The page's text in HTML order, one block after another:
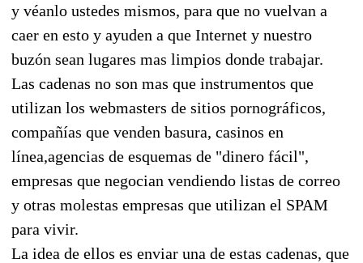
y véanlo ustedes mismos, para que no vuelvan a
caer en esto y ayuden a que Internet y nuestro
buzón sean lugares mas limpios donde trabajar.
Las cadenas no son mas que instrumentos que
utilizan los webmasters de sitios pornográficos,
compañías que venden basura, casinos en
línea,agencias de esquemas de "dinero fácil",
empresas que negocian vendiendo listas de correo
y otras molestas empresas que utilizan el SPAM
para vivir.
La idea de ellos es enviar una de estas cadenas, que